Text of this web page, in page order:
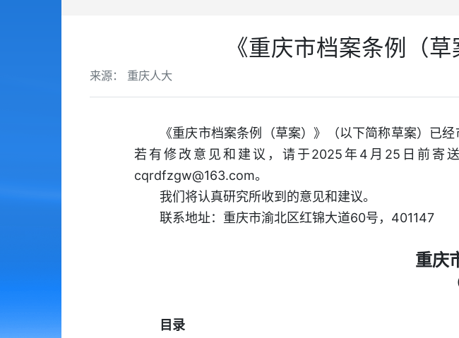
《重庆市档案条例（
来源： 重庆人大
《重庆市档案条例（草案）》（以下简称草案）已
若有修改意见和建议，请于2025年4月25日前寄
cqrdfzgw@163.com。
我们将认真研究所收到的意见和建议。
联系地址：重庆市渝北区红锦大道60号，401147
重庆
目录